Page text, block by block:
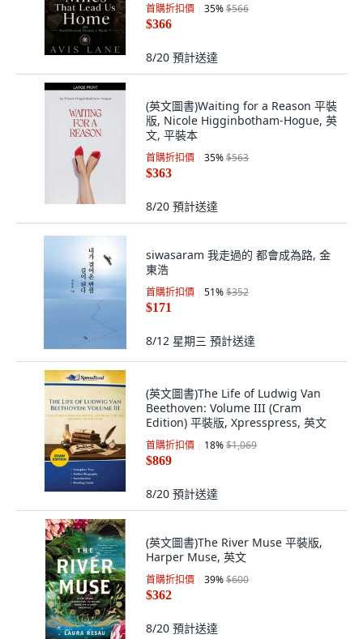
首購折扣價 35%$566
$366
8/20 預計送達
(英文圖書)Waiting for a Reason 平裝
版, Nicole Higginbotham-Hogue, 英
文, 平裝本
首購折扣價 35%$563
$363
8/20 預計送達
siwasaram 我走過的 都會成為路, 金
東浩
首購折扣價 51%$352
$171
8/12 星期三 預計送達
(英文圖書)The Life of Ludwig Van
Beethoven: Volume III (Cram
Edition) 平裝版, Xpresspress, 英文
首購折扣價 18%$1,069
$869
8/20 預計送達
(英文圖書)The River Muse 平裝版,
Harper Muse, 英文
首購折扣價 39%$600
$362
8/20 預計送達